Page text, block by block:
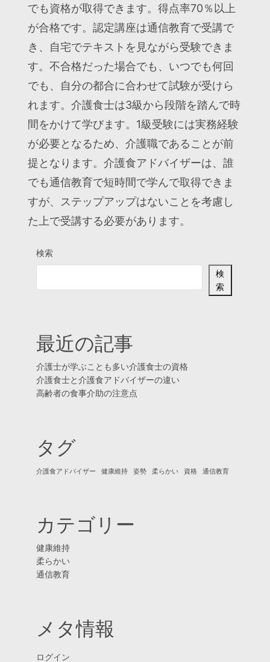
でも資格が取得できます。得点率70％以上
が合格です。認定講座は通信教育で受講で
き、自宅でテキストを見ながら受験できま
す。不合格だった場合でも、いつでも何回
でも、自分の都合に合わせて試験が受けら
れます。介護食士は3級から段階を踏んで時
間をかけて学びます。1級受験には実務経験
が必要となるため、介護職であることが前
提となります。介護食アドバイザーは、誰
でも通信教育で短時間で学んで取得できま
すが、ステップアップはないことを考慮し
た上で受講する必要があります。
検索
検
索
最近の記事
介護士が学ぶことも多い介護食士の資格
介護食士と介護食アドバイザーの違い
高齢者の食事介助の注意点
タグ
介護食アドバイザー 健康維持 姿勢 柔らかい 資格 通信教育
カテゴリー
健康維持
柔らかい
通信教育
メタ情報
ログイン